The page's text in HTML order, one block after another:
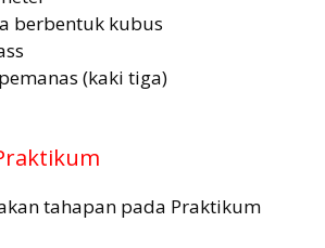
berbentuk kubus
(kaki tiga)
tahapan pada Praktikum